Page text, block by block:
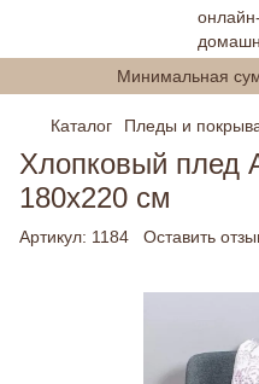
Минимальная
Каталог Пледы и
Хлопковый плед
180х220 см
Артикул: 1184 Оставить